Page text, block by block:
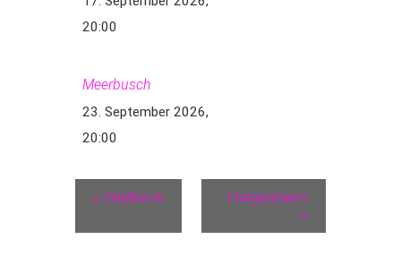
20:00
Meerbusch
23. September 2026,
20:00
« Gladbeck
Hargesheim
»